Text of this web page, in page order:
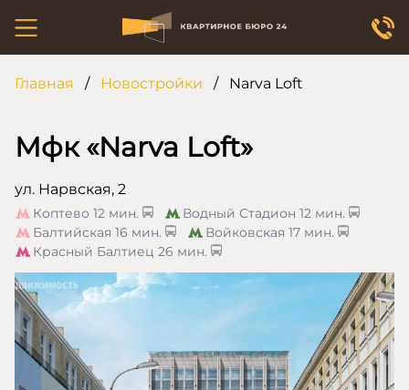
Главная / Новостройки / Narva Loft
Мфк «Narva Loft»
ул. Нарвская, 2
Коптево 12 мин. Водный Стадион 12 мин.
Балтийская 16 мин. Войковская 17 мин.
Красный Балтиец 26 мин.